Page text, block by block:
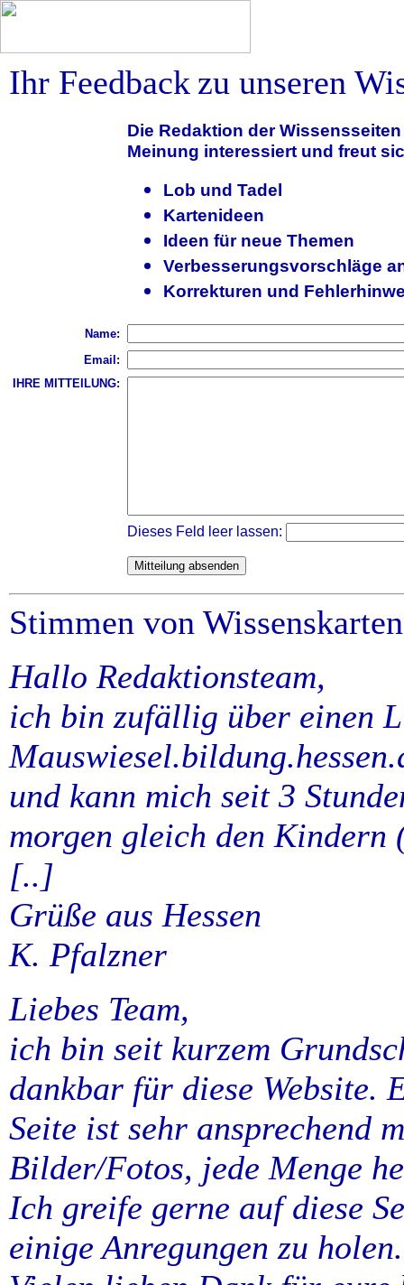
Ihr Feedback zu unseren
Die Redaktion der
Meinung interessiert und freut
Lob und Tadel
Kartenideen
Ideen für neue Themen
Verbesserungsvorschläge
Korrekturen und
Name:
Email:
IHRE MITTEILUNG:
Dieses Feld leer lassen:
Stimmen von
Hallo Redaktionsteam,
ich bin zufällig über einen
und kann mich seit 3
morgen gleich den
[..]
Grüße aus Hessen
K. Pfalzner
Liebes Team,
ich bin seit kurzem
dankbar für diese Website.
Seite ist sehr ansprechend
Bilder/Fotos, jede Menge
Ich greife gerne auf diese
einige Anregungen zu